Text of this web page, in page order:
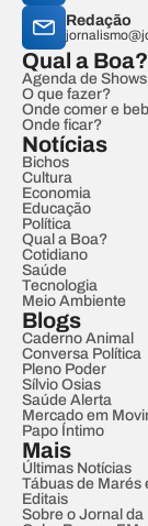
Redação
Qual a Boa?
Agenda de Shows
O que fazer?
Onde comer e
Onde ficar?
Notícias
Bichos
Cultura
Economia
Educação
Política
Qual a Boa?
Cotidiano
Saúde
Tecnologia
Meio Ambiente
Blogs
Caderno Animal
Conversa Política
Pleno Poder
Sílvio Osias
Saúde Alerta
Mercado em
Papo Íntimo
Mais
Últimas Notícias
Tábuas de Marés
Editais
Sobre o Jornal da